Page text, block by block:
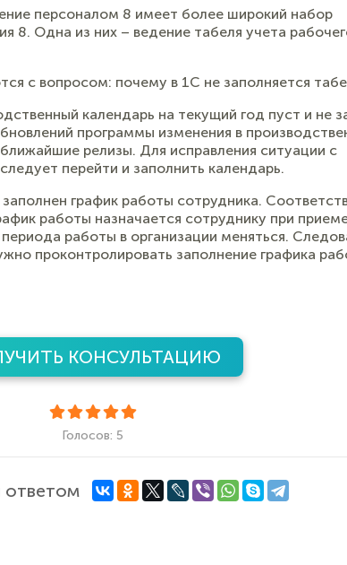
персоналом 8 имеет более широкий набор
8. Одна из них – ведение табеля учета
с вопросом: почему в 1С не заполняется
календарь на текущий год пуст и не
программы изменения в
релизы. Для исправления ситуации с
перейти и заполнить календарь.
график работы сотрудника.
работы назначается сотруднику при
работы в организации меняться.
проконтролировать заполнение графика
КОНСУЛЬТАЦИЮ
Голосов: 5
ответом